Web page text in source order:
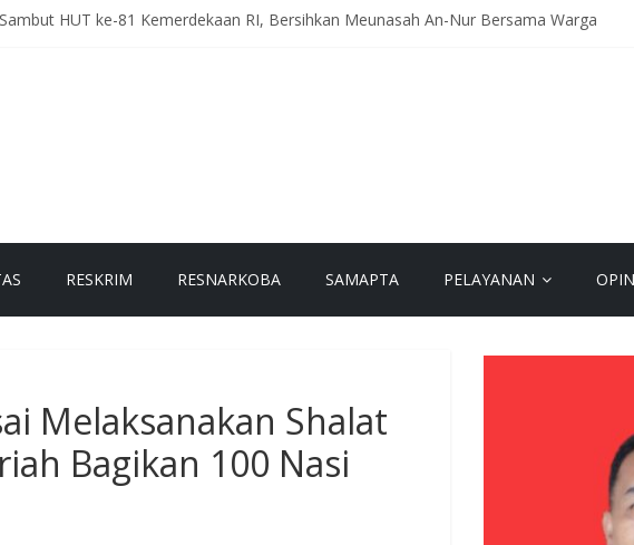
HUT ke-81 Kemerdekaan RI, Bersihkan Meunasah An-Nur Bersama Warga
Antisipasi Guantibmas, Warga Diimbau Jaga Keamanan Bersama
Intensifkan Sambang Desa, Ajak Warga Tingkatkan Kewaspadaan dan Jaga
RESKRIM RESNARKOBA SAMAPTA PELAYANAN
Melaksanakan Shalat
Bagikan 100 Nasi